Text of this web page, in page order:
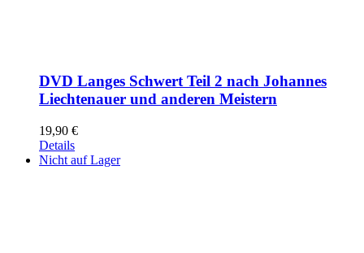
DVD Langes Schwert Teil 2 nach Johannes
Liechtenauer und anderen Meistern
19,90 €
Details
Nicht auf Lager